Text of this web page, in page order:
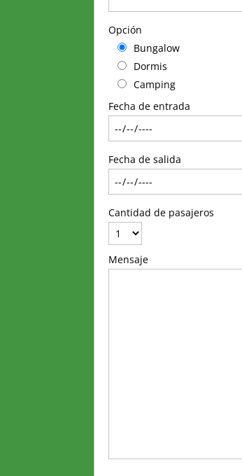
Opción
Bungalow
Dormis
Camping
Fecha de entrada
Fecha de salida
Cantidad de pasajeros
Mensaje